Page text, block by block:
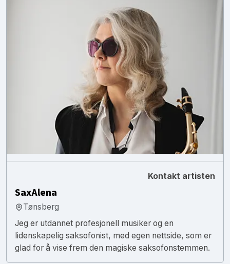
Kontakt artisten
SaxAlena
Tønsberg
Jeg er utdannet profesjonell musiker og en
lidenskapelig saksofonist, med egen nettside, som er
glad for å vise frem den magiske saksofonstemmen.